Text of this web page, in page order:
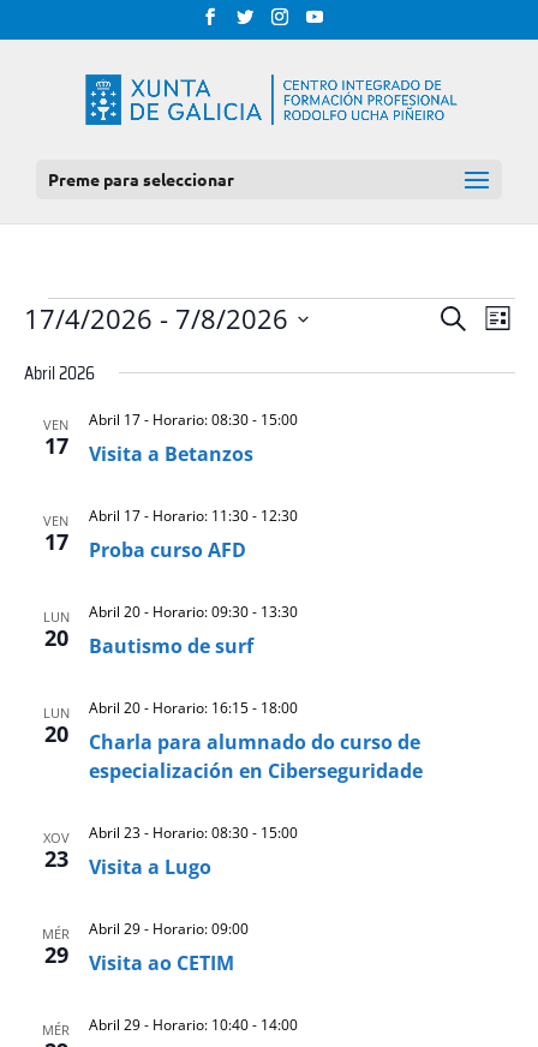
Preme para seleccionar
EVENTOS
BUSCA
Procurar
DE
Lista
17/4/2026 - 7/8/2026
date.
Abril 2026
VEN
17 Visita a Betanzos
Abril 17 - Horario: 08:30- 15:00
VEN
17 Proba curso AFD
Abril 17 - Horario: 11:30- 12:30
LUN
20 Bautismo de surf
Abril 20 - Horario: 09:30- 13:30
LUN
20
Charla para alumnado do curso de
especialización en Ciberseguridade
Abril 20 - Horario: 16:15- 18:00
XOV
23 Visita a Lugo
Abril 23 - Horario: 08:30- 15:00
MÉR
29 Visita ao CETIM
Abril 29 - Horario: 09:00
MÉR Abril 29 - Horario: 10:40- 14:00